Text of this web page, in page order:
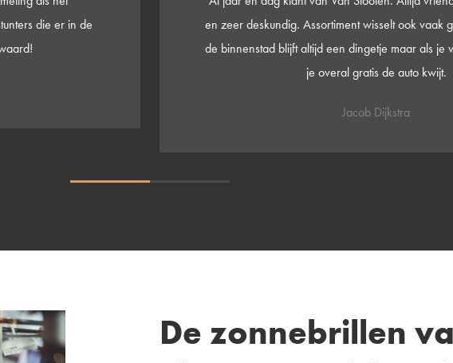
Parkeren in
11:00 bent kun
brillenadvies. Is wellicht wat duurder dan de
buurt zitten maar dat is het meer dan
De zonnebrillen